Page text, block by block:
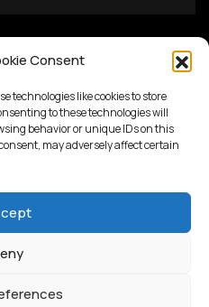
Consent
technologies like cookies to store
to these technologies will
behavior or unique IDs on this
may adversely affect certain